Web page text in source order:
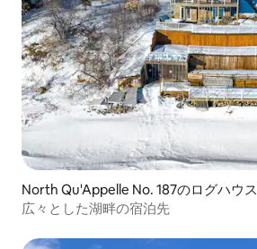
North Qu'Appelle No. 187のログハウス
広々とした湖畔の宿泊先